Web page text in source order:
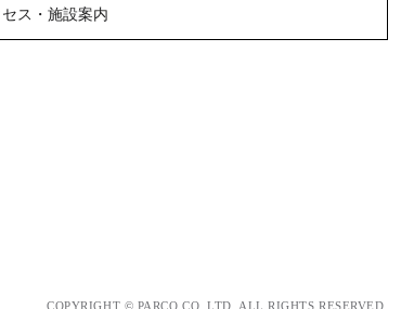
ス・施設案内
COPYRIGHT © PARCO.CO.,LTD. ALL RIGHTS RESERVED.